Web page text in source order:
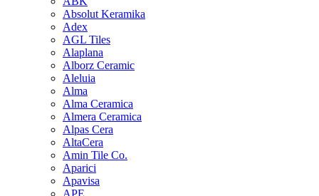
Absolut Keramika
Adex
AGL Tiles
Alaplana
Alborz Ceramic
Aleluia
Alma
Alma Ceramica
Almera Ceramica
Alpas Cera
AltaCera
Amin Tile Co.
Aparici
Apavisa
APE